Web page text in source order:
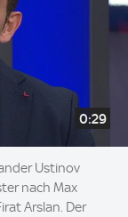
0:29
Ustinov
nach Max
Arslan. Der